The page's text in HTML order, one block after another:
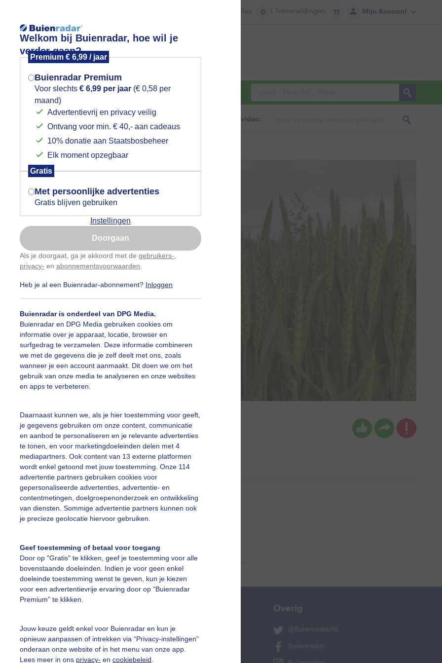
Welkom bij Buienradar, hoe wil je
verder gaan?
Premium € 6,99 / jaar
Buienradar Premium
Voor slechts € 6,99 per jaar (€ 0,58 per
maand)
Advertentievrij en privacy veilig
Ontvang voor min. € 40,- aan cadeaus
10% donatie aan Staatsbosbeheer
Elk moment opzegbaar
Gratis
Met persoonlijke advertenties
Gratis blijven gebruiken
Instellingen
Doorgaan
Als je doorgaat, ga je akkoord met de gebruikers-
privacy- en abonnementsvoorwaarden
Heb je al een Buienradar-abonnement? Inloggen
Buienradar is onderdeel van DPG Media.
Buienradar en DPG Media gebruiken cookies om
informatie over je apparaat, locatie, browser en
surfgedrag te verzamelen. Deze informatie combineren
we met de gegevens die je zelf deelt met ons, zoals
wanneer je een account aanmaakt. Dit doen we om het
gebruik van onze media te analyseren en onze websites
en apps te verbeteren.
Daarnaast kunnen we, als je hier toestemming voor geeft,
je gegevens gebruiken om onze content, communicatie
en aanbod te personaliseren en je relevante advertenties
te tonen, en voor marketingdoeleinden delen met 4
mediapartners. Ook content van 13 externe platformen
wordt enkel getoond met jouw toestemming. Onze 114
advertentie partners gebruiken cookies voor
gepersonaliseerde advertenties, advertentie- en
contentmetingen, doelgroepenonderzoek en ontwikkeling
van diensten. Sommige advertentie partners kunnen ook
je precieze geolocatie hiervoor gebruiken.
Geef toestemming of betaal voor toegang
Door op "Gratis" te klikken, geef je toestemming voor alle
bovenstaande doeleinden. Indien je voor geen enkel
doeleinde toestemming wenst te geven, kun je kiezen
voor een advertentievrije ervaring door op “Buienradar
Premium” te klikken.
Jouw keuze geldt enkel voor Buienradar en kun je
opnieuw aanpassen of intrekken via “Privacy-instellingen”
onderaan onze website of in het menu van onze app.
Lees meer in ons privacy- en cookiebeleid
Mijn Account
Files 0 | Treinmeldingen 11
Foto en video Weerzine
Zoeken in foto & video:
in bewolktelucht
Astrid Wiessner Hoog Gemaakt: 21-05-2025, 48x bekeken
Wolken
slideshow
Een moment geduld aub...
vragen
De Bilt
Overig
@BuienradarNL
Buienradar
Mogen we je locatie gebruiken voor
het weer?
Indien je hier nog geen akkoord op hebt
gegeven, verschijnt er zo een pop-up uit
je browser waarin deze toestemming
gevraagd wordt.
Is goed, toon de popup
Nu niet, misschien later
Gebruik je Safari en wil je niet elke dag deze pop-up
Klikhierom dit aan te passen